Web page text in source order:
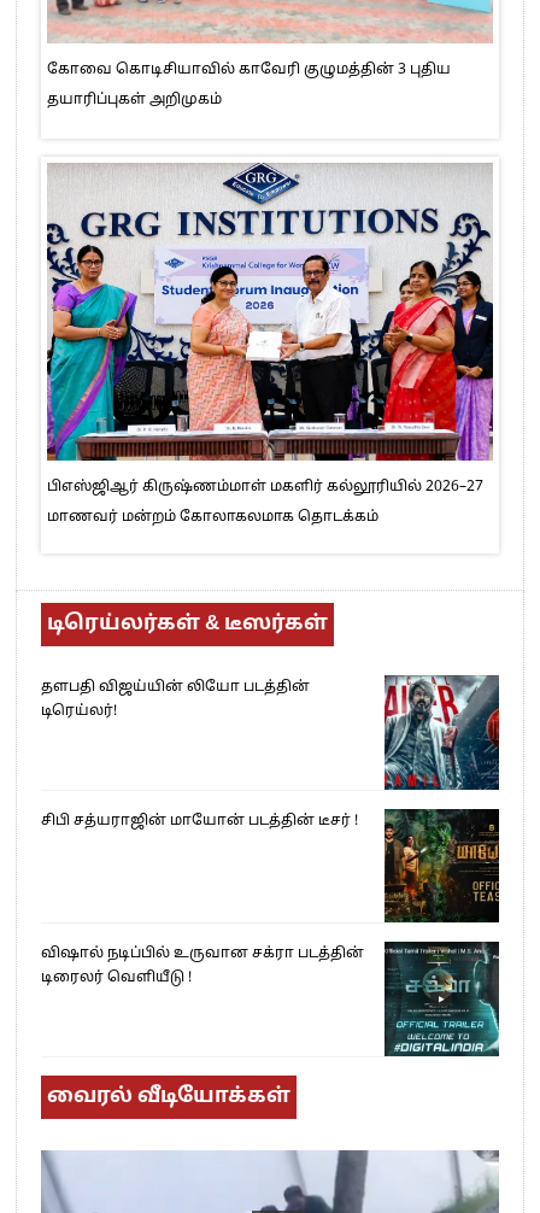
கோவை கொடிசியாவில் காவேரி குழுமத்தின் 3 புதிய
தயாரிப்புகள் அறிமுகம்
பிஎஸ்ஜிஆர் கிருஷ்ணம்மாள் மகளிர் கல்லூரியில் 2026–27
மாணவர் மன்றம் கோலாகலமாக தொடக்கம்
டிரெய்லர்கள் & டீஸர்கள்
தளபதி விஜய்யின் லியோ படத்தின்
டிரெய்லர்!
சிபி சத்யராஜின் மாயோன் படத்தின் டீசர் !
விஷால் நடிப்பில் உருவான சக்ரா படத்தின்
டிரைலர் வெளியீடு !
வைரல் வீடியோக்கள்